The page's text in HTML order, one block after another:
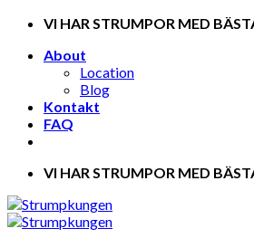
Skip
content
VI HAR STRUMPOR MED
About
Location
Blog
Kontakt
FAQ
VI HAR STRUMPOR MED